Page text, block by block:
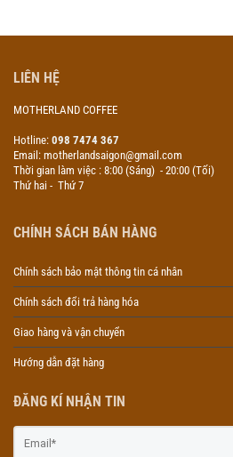
LIÊN HỆ
MOTHERLAND COFFEE
Hotline: 098 7474 367
Email: motherlandsaigon@gmail.com
Thời gian làm việc : 8:00 (Sáng) - 20:00 (Tối)
Thứ hai - Thứ 7
CHÍNH SÁCH BÁN HÀNG
Chính sách bảo mật thông tin cá nhân
Chính sách đổi trả hàng hóa
Giao hàng và vận chuyển
Hướng dẫn đặt hàng
ĐĂNG KÍ NHẬN TIN